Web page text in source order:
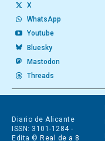
X
WhatsApp
Youtube
Bluesky
Mastodon
Threads
Diario de Alicante
ISSN: 3101-1284 -
Edita © Real de a 8